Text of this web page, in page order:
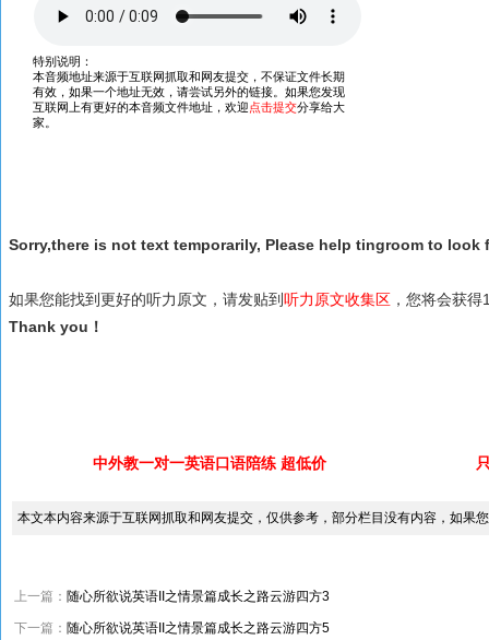
Sorry,there is not text temporarily, Please help tingroom to look
如果您能找到更好的听力原文，请发贴到听力原文收集区 ，您将会获
Thank you！
中外教一对一英语口语陪练 超低价
本文本内容来源于互联网抓取和网友提交，仅供参考，部分栏目没有内容，如果
上一篇： 随心所欲说英语II之情景篇成长之路云游四方3
下一篇： 随心所欲说英语II之情景篇成长之路云游四方5